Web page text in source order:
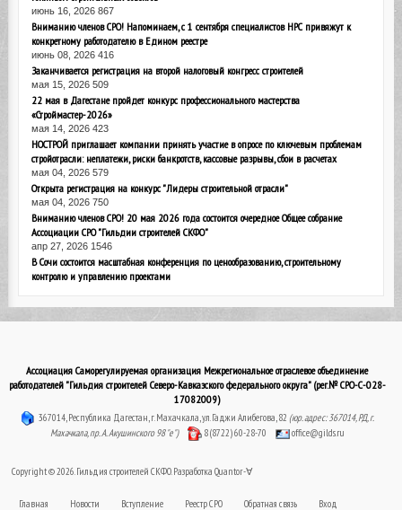
июнь 16, 2026 867
Вниманию членов СРО! Напоминаем, с 1 сентября специалистов НРС привяжут к
конкретному работодателю в Едином реестре
июнь 08, 2026 416
Заканчивается регистрация на второй налоговый конгресс строителей
мая 15, 2026 509
22 мая в Дагестане пройдет конкурс профессионального мастерства
«Строймастер-2026»
мая 14, 2026 423
НОСТРОЙ приглашает компании принять участие в опросе по ключевым проблемам
стройотрасли: неплатежи, риски банкротств, кассовые разрывы, сбои в расчетах
мая 04, 2026 579
Открыта регистрация на конкурс "Лидеры строительной отрасли"
мая 04, 2026 750
Вниманию членов СРО! 20 мая 2026 года состоится очередное Общее собрание
Ассоциации СРО "Гильдии строителей СКФО"
апр 27, 2026 1546
В Сочи состоится масштабная конференция по ценообразованию, строительному
контролю и управлению проектами
Ассоциация Саморегулируемая организация Межрегиональное отраслевое объединение
работодателей "Гильдия строителей Северо-Кавказского федерального округа" (рег.№ СРО-С-028-
17082009)
367014, Республика Дагестан, г. Махачкала, ул. Гаджи Алибегова, 82 (юр. адрес: 367014, РД, г.
Махачкала, пр. А. Акушинского 98 "е")
8 (8722) 60-28-70 office@gilds.ru
Copyright © 2026. Гильдия строителей СКФО. Разработка Quantor-∀
Главная Новости Вступление Реестр СРО Обратная связь
Вход